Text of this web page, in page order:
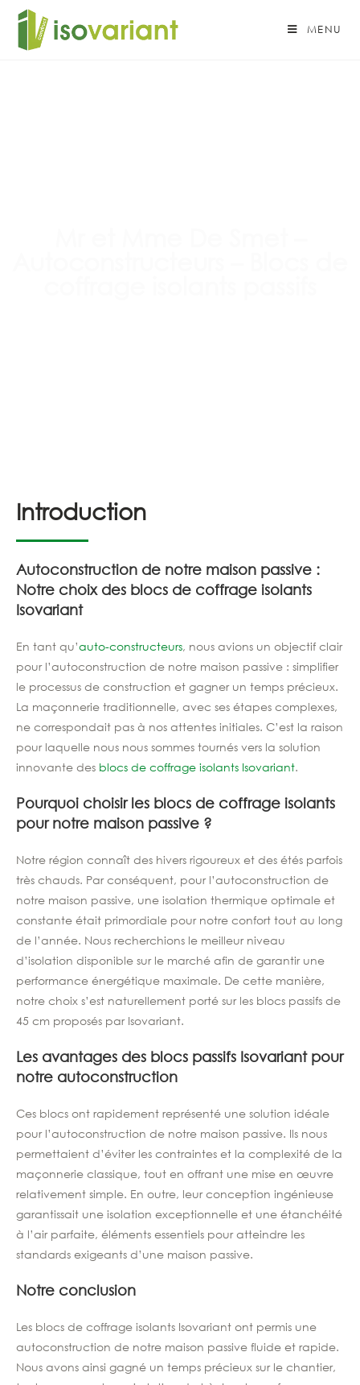
MENU
Introduction
Autoconstruction de notre maison passive :
Notre choix des blocs de coffrage isolants
Isovariant
En tant qu’auto-constructeurs, nous avions un objectif clair
pour l’autoconstruction de notre maison passive : simplifier
le processus de construction et gagner un temps précieux.
La maçonnerie traditionnelle, avec ses étapes complexes,
ne correspondait pas à nos attentes initiales. C’est la raison
pour laquelle nous nous sommes tournés vers la solution
innovante des blocs de coffrage isolants Isovariant.
Pourquoi choisir les blocs de coffrage isolants
pour notre maison passive ?
Notre région connaît des hivers rigoureux et des étés parfois
très chauds. Par conséquent, pour l’autoconstruction de
notre maison passive, une isolation thermique optimale et
constante était primordiale pour notre confort tout au long
de l’année. Nous recherchions le meilleur niveau
d’isolation disponible sur le marché afin de garantir une
performance énergétique maximale. De cette manière,
notre choix s’est naturellement porté sur les blocs passifs de
45 cm proposés par Isovariant.
Les avantages des blocs passifs Isovariant pour
notre autoconstruction
Ces blocs ont rapidement représenté une solution idéale
pour l’autoconstruction de notre maison passive. Ils nous
permettaient d’éviter les contraintes et la complexité de la
maçonnerie classique, tout en offrant une mise en œuvre
relativement simple. En outre, leur conception ingénieuse
garantissait une isolation exceptionnelle et une étanchéité
à l’air parfaite, éléments essentiels pour atteindre les
standards exigeants d’une maison passive.
Notre conclusion
Les blocs de coffrage isolants Isovariant ont permis une
autoconstruction de notre maison passive fluide et rapide.
Nous avons ainsi gagné un temps précieux sur le chantier,